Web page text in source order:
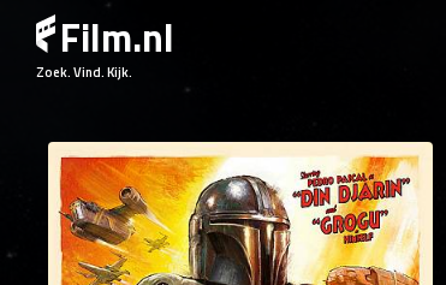
Film.nl
Zoek. Vind. Kijk.